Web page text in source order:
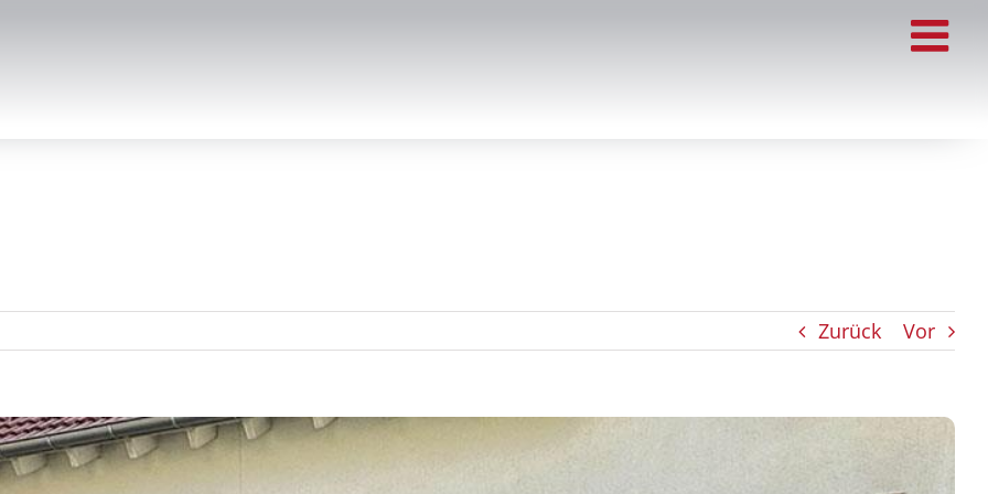
Zurück Vor